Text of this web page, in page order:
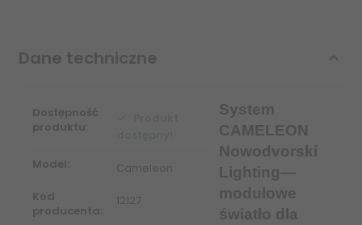
Dane techniczne
Dostępność
produktu:
Model:
Cameleon
Kod
producenta:
12127
System
CAMELEON
Nowodvorski
Lighting—
modułowe
światło dla